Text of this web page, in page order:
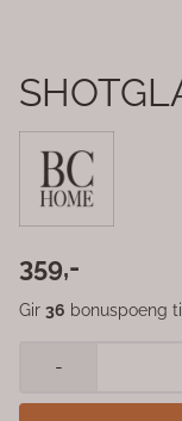
359,-
Gir 36 bonuspoeng
-